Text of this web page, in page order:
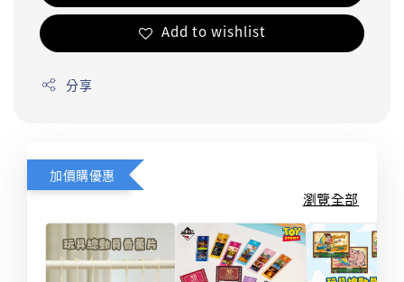
Add to wishlist
分享
加價購優惠
瀏覽全部